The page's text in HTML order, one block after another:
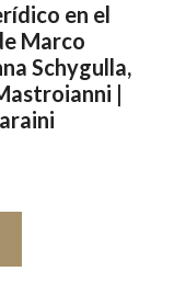
en el
Marco
Schygulla,
|